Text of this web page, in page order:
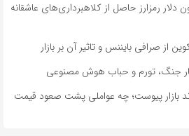
پی توقیف ۲۵ میلیون دلار رمزارز حاصل از کلاهبرداری‌های عاشقانه
جنگ، تورم و حباب هوش مصنوعی
بازار پیوست؛ چه عواملی پشت صعود قیمت